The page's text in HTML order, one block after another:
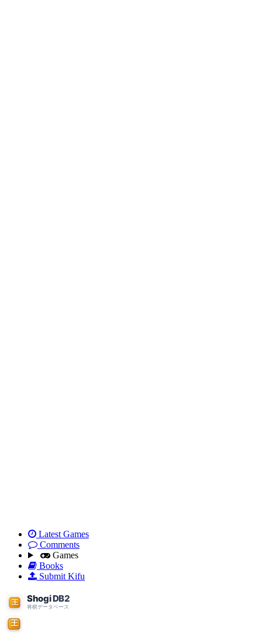
Latest Games
Comments
Games
Books
Submit Kifu